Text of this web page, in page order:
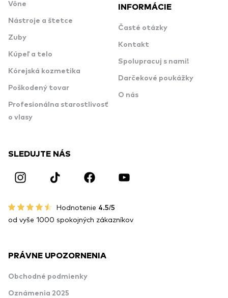
Vône
Nástroje a štetce
Zuby
Kúpeľ a telo
Kórejská kozmetika
Poškodený tovar
Profesionálna starostlivosť
o vlasy
INFORMÁCIE
Časté otázky
Kontakt
Spolupracuj s nami!
Darčekové poukážky
O nás
SLEDUJTE NÁS
Hodnotenie 4.5/5
od vyše 1000 spokojných zákazníkov
PRÁVNE UPOZORNENIA
Obchodné podmienky
Oznámenia 2025